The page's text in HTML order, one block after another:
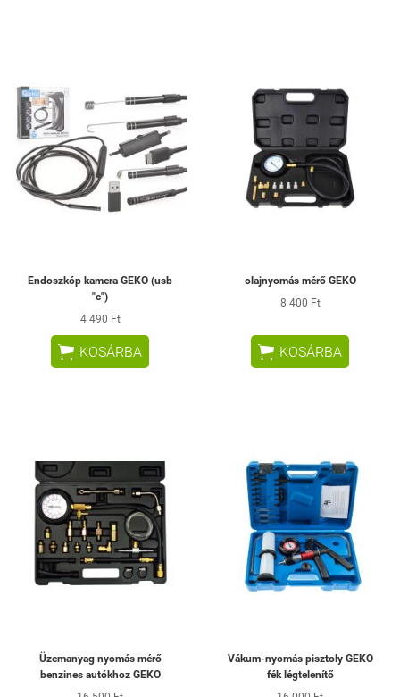
Endoszkóp kamera GEKO (usb
"c")
4 490 Ft
 KOSÁRBA
olajnyomás mérő GEKO
8 400 Ft
 KOSÁRBA
Üzemanyag nyomás mérő
benzines autókhoz GEKO
Vákum-nyomás pisztoly GEKO
fék légtelenítő